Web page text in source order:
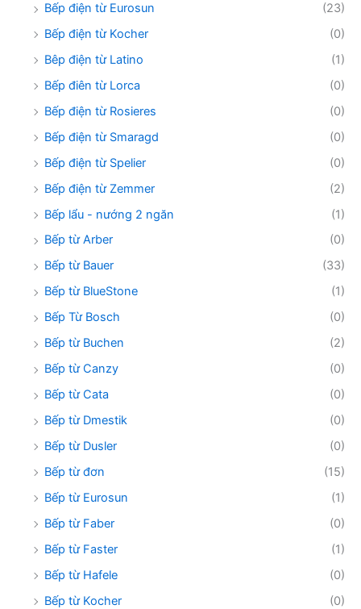
Bếp điện từ Eurosun
(23)
Bếp điện từ Kocher
(0)
Bêp điện từ Latino
(1)
Bếp điên từ Lorca
(0)
Bếp điện từ Rosieres
(0)
Bếp điện từ Smaragd
(0)
Bếp điện từ Spelier
(0)
Bếp điện từ Zemmer
(2)
Bếp lẩu - nướng 2 ngăn
(1)
Bếp từ Arber
(0)
Bếp từ Bauer
(33)
Bếp từ BlueStone
(1)
Bếp Từ Bosch
(0)
Bếp từ Buchen
(2)
Bếp từ Canzy
(0)
Bếp từ Cata
(0)
Bếp từ Dmestik
(0)
Bếp từ Dusler
(0)
Bếp từ đơn
(15)
Bếp từ Eurosun
(1)
Bếp từ Faber
(0)
Bếp từ Faster
(1)
Bếp từ Hafele
(0)
Bếp từ Kocher
(0)